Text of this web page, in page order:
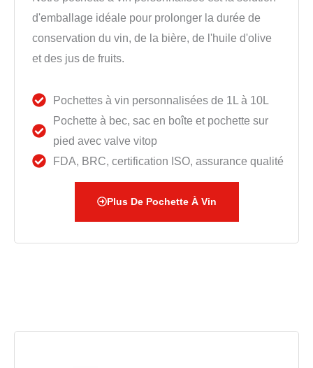
d'emballage idéale pour prolonger la durée de
conservation du vin, de la bière, de l'huile d'olive
et des jus de fruits.
Pochettes à vin personnalisées de 1L à 10L
Pochette à bec, sac en boîte et pochette sur
pied avec valve vitop
FDA, BRC, certification ISO, assurance qualité
Plus De Pochette À Vin